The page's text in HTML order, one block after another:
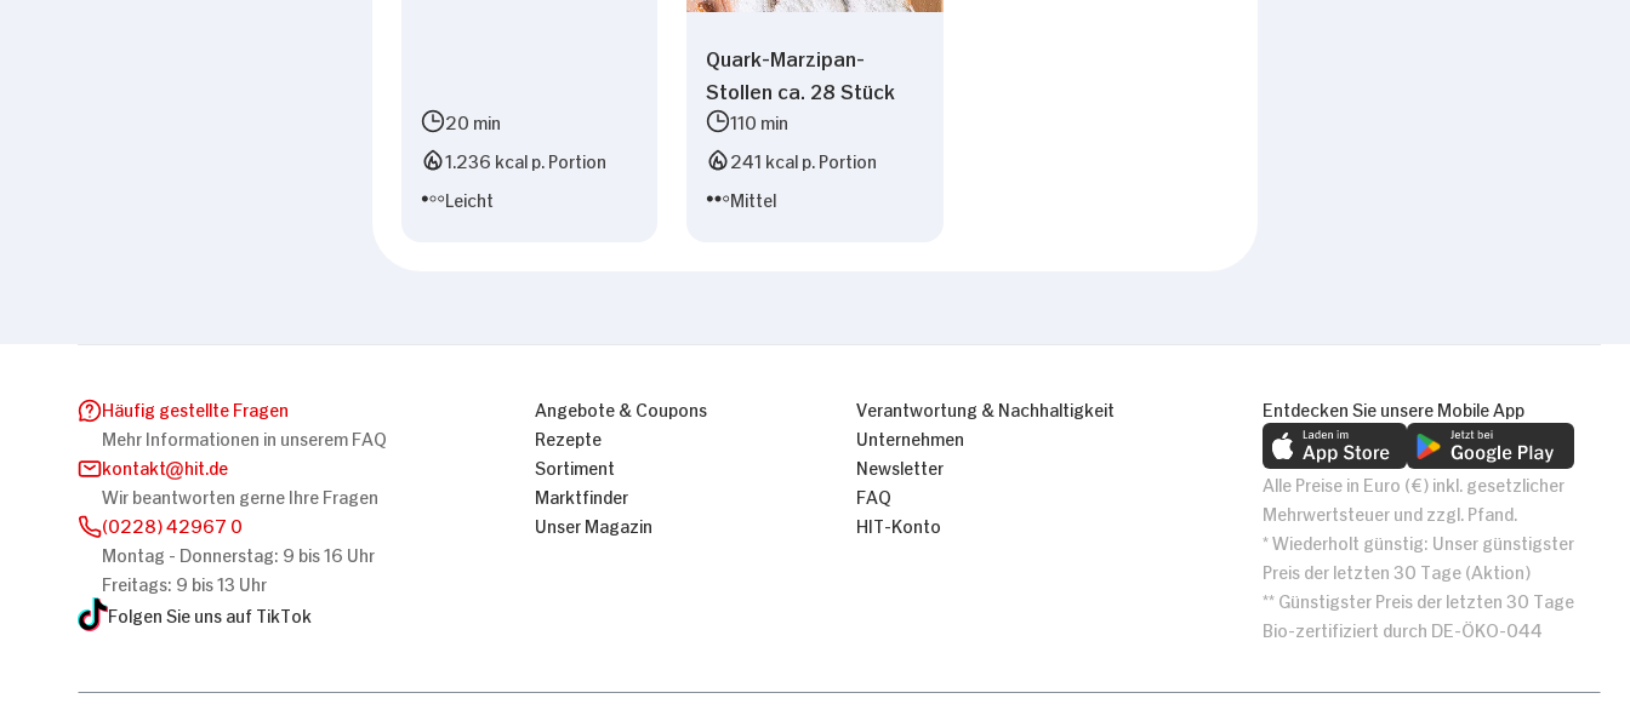
20 min
1.236 kcal p. Portion
Leicht
Quark-Marzipan-
Stollen ca. 28 Stück
110 min
241 kcal p. Portion
Mittel
Häufig gestellte Fragen
Mehr Informationen in unserem FAQ
kontakt
hit.de
Wir beantworten gerne Ihre Fragen
(0228) 42967 0
Montag - Donnerstag: 9 bis 16 Uhr
Freitags: 9 bis 13 Uhr
Folgen Sie uns auf TikTok
Angebote & Coupons
Rezepte
Sortiment
Marktfinder
Unser Magazin
Verantwortung & Nachhaltigkeit
Unternehmen
Newsletter
FAQ
HIT-Konto
Entdecken Sie unsere Mobile App
Alle Preise in Euro (€) inkl. gesetzlicher
Mehrwertsteuer und zzgl. Pfand.
* Wiederholt günstig: Unser günstigster
Preis der letzten 30 Tage (Aktion)
** Günstigster Preis der letzten 30 Tage
Bio-zertifiziert durch DE-ÖKO-044